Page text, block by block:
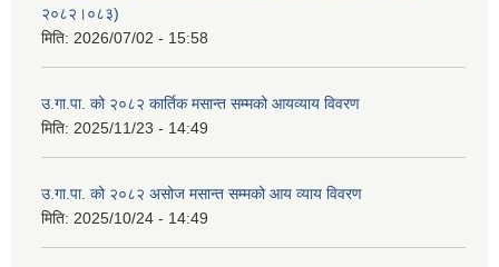
२०८२।०८३)
मिति: 2026/07/02 - 15:58
उ.गा.पा. को २०८२ कार्तिक मसान्त सम्मको आयव्याय विवरण
मिति: 2025/11/23 - 14:49
उ.गा.पा. को २०८२ असोज मसान्त सम्मको आय व्याय विवरण
मिति: 2025/10/24 - 14:49